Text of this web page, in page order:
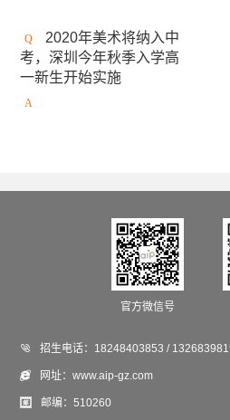
美国缅因艺术学院
成安造形大学 中央圣马丁艺
澳门城市大学 法国高布兰学
冲绳县立艺术大学
2020年美术将纳入中
考，深圳今年秋季入学高
一新生开始实施
官方微信号
 招生电话： 18248403853 /
 网址：www.aip-gz.com
 邮编：510260